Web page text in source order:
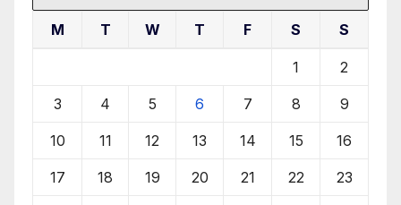
M T W T F S S
1 2
3 4 5 6 7 8 9
10 11 12 13 14 15 16
17 18 19 20 21 22 23